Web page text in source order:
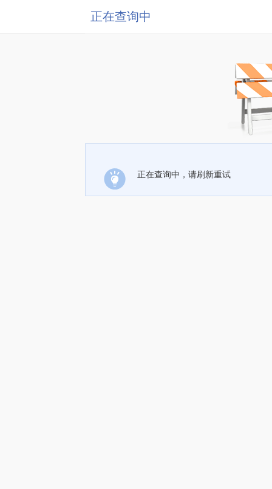
正在查询中
正在查询中，请刷新重试